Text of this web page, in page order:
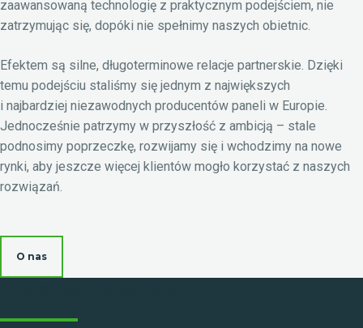
zaawansowaną technologię z praktycznym podejściem, nie
zatrzymując się, dopóki nie spełnimy naszych obietnic.
Efektem są silne, długoterminowe relacje partnerskie. Dzięki
temu podejściu staliśmy się jednym z największych
i najbardziej niezawodnych producentów paneli w Europie.
Jednocześnie patrzymy w przyszłość z ambicją – stale
podnosimy poprzeczkę, rozwijamy się i wchodzimy na nowe
rynki, aby jeszcze więcej klientów mogło korzystać z naszych
rozwiązań.
O nas